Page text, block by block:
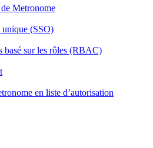
Metronome
(SSO)
basé sur les rôles (RBAC)
en liste d’autorisation